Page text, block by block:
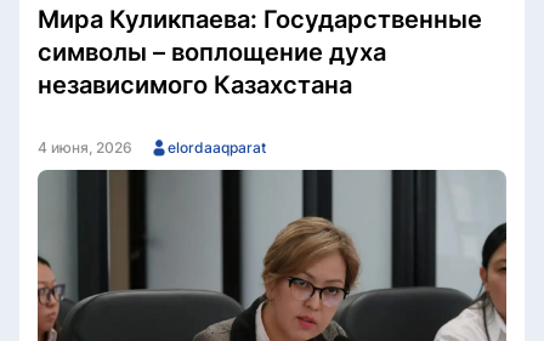
Спорт
Культура
Разное
Видео
Мир
Послание
Служба Комплаенс
Мира Куликпаева: Государственные
символы – воплощение духа
независимого Казахстана
4 июня, 2026 elordaaqparat